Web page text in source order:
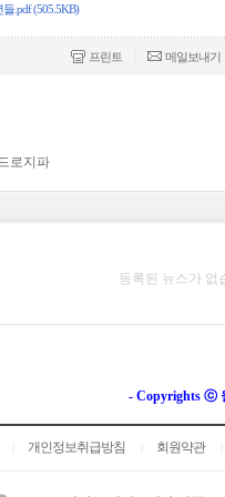
.pdf (505.5KB)
프린트 메일보내기
로지파
등록된 뉴스가 없
- Copyrights ⓒ
개인정보취급방침 회원약관